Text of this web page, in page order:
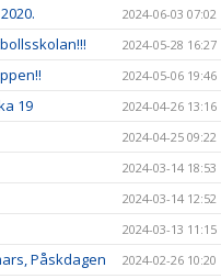
2024-06-03 07:02
2024-05-28 16:27
2024-05-06 19:46
19 2024-04-26 13:16
2024-04-25 09:22
2024-03-14 18:53
2024-03-14 12:52
2024-03-13 11:15
Påskdagen 2024-02-26 10:20